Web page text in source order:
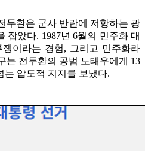
두환은 군사 반란에 저항하는 광
잡았다. 1987년 6월의 민주화 대
이라는 경험, 그리고 민주화라
는 전두환의 공범 노태우에게 13
는 압도적 지지를 보냈다.